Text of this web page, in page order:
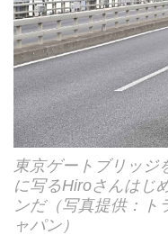
東京ゲートブリッジ
に写るHiroさんはじ
ンだ（写真提供：
ャパン）